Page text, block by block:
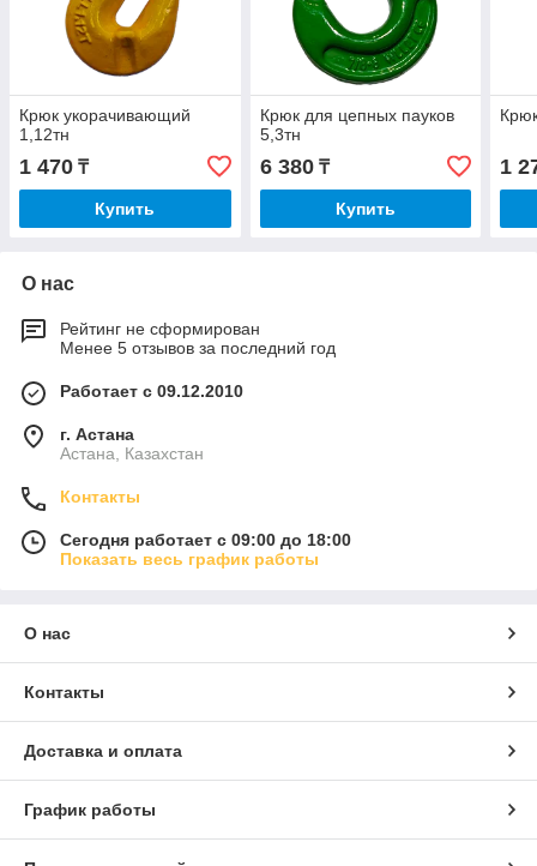
Крюк укорачивающий
1,12тн
1 470 ₸
Купить
Крюк для цепных пауков
5,3тн
6 380₸
Купить
1
О нас
Рейтинг не сформирован
Менее 5 отзывов за последний год
Работает с 09.12.2010
г. Астана
Астана, Казахстан
Контакты
Сегодня работает с 09:00 до 18:00
Показать весь график работы
О нас
Контакты
Доставка и оплата
График работы